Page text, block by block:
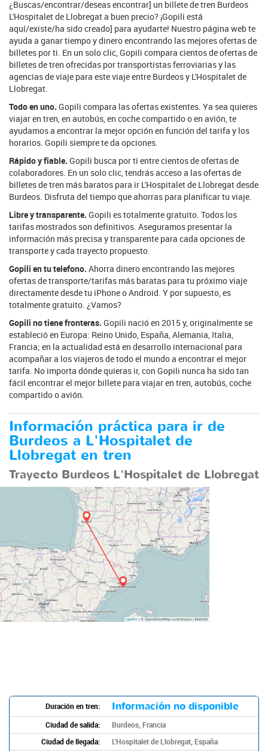
¿Buscas/encontrar/deseas encontrar] un billete de tren Burdeos
L'Hospitalet de Llobregat a buen precio? ¡Gopili está
aquí/existe/ha sido creado] para ayudarte! Nuestro página web te
ayuda a ganar tiempo y dinero encontrando las mejores ofertas de
billetes por ti. En un solo clic, Gopili compara cientos de ofertas de
billetes de tren ofrecidas por transportistas ferroviarias y las
agencias de viaje para este viaje entre Burdeos y L'Hospitalet de
Llobregat.
Todo en uno. Gopili compara las ofertas existentes. Ya sea quieres
viajar en tren, en autobús, en coche compartido o en avión, te
ayudamos a encontrar la mejor opción en función del tarifa y los
horarios. Gopili siempre te da opciones.
Rápido y fiable. Gopili busca por ti entre cientos de ofertas de
colaboradores. En un solo clic, tendrás acceso a las ofertas de
billetes de tren más baratos para ir L'Hospitalet de Llobregat desde
Burdeos. Disfruta del tiempo que ahorras para planificar tu viaje.
Libre y transparente. Gopili es totalmente gratuito. Todos los
tarifas mostrados son definitivos. Aseguramos presentar la
información más precisa y transparente para cada opciones de
transporte y cada trayecto propuesto.
Gopili en tu telefono. Ahorra dinero encontrando las mejores
ofertas de transporte/tarifas más baratas para tu próximo viaje
directamente desde tu iPhone o Android. Y por supuesto, es
totalmente gratuito. ¿Vamos?
Gopili no tiene fronteras. Gopili nació en 2015 y, originalmente se
estableció en Europa: Reino Unido, España, Alemania, Italia,
Francia; en la actualidad está en desarrollo internacional para
acompañar a los viajeros de todo el mundo a encontrar el mejor
tarifa. No importa dónde quieras ir, con Gopili nunca ha sido tan
fácil encontrar el mejor billete para viajar en tren, autobús, coche
compartido o avión.
Información práctica para ir de
Burdeos a L'Hospitalet de
Llobregat en tren
Trayecto Burdeos L'Hospitalet de Llobregat
Duración en tren: Información no disponible
Ciudad de salida:
Burdeos, Francia
Ciudad de llegada:
L'Hospitalet de Llobregat, España